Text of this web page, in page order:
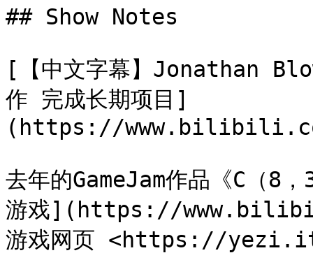
## Show Notes
[【中文字幕】Jonathan
作 完成长期项目]
(https://
去年的GameJam作品《C（8
游戏](https://
游戏网页 <https://